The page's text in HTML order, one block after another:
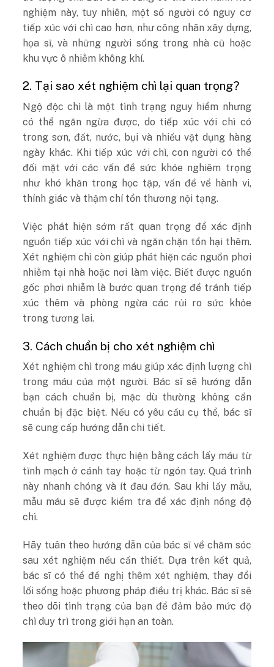
nghiệm này, tuy nhiên, một số người có nguy cơ
tiếp xúc với chì cao hơn, như công nhân xây dựng,
họa sĩ, và những người sống trong nhà cũ hoặc
khu vực ô nhiễm không khí.
2. Tại sao xét nghiệm chì lại quan trọng?
Ngộ độc chì là một tình trạng nguy hiểm nhưng
có thể ngăn ngừa được, do tiếp xúc với chì có
trong sơn, đất, nước, bụi và nhiều vật dụng hàng
ngày khác. Khi tiếp xúc với chì, con người có thể
đối mặt với các vấn đề sức khỏe nghiêm trọng
như khó khăn trong học tập, vấn đề về hành vi,
thính giác và thậm chí tổn thương nội tạng.
Việc phát hiện sớm rất quan trọng để xác định
nguồn tiếp xúc với chì và ngăn chặn tổn hại thêm.
Xét nghiệm chì còn giúp phát hiện các nguồn phơi
nhiễm tại nhà hoặc nơi làm việc. Biết được nguồn
gốc phơi nhiễm là bước quan trọng để tránh tiếp
xúc thêm và phòng ngừa các rủi ro sức khỏe
trong tương lai.
3. Cách chuẩn bị cho xét nghiệm chì
Xét nghiệm chì trong máu giúp xác định lượng chì
trong máu của một người. Bác sĩ sẽ hướng dẫn
bạn cách chuẩn bị, mặc dù thường không cần
chuẩn bị đặc biệt. Nếu có yêu cầu cụ thể, bác sĩ
sẽ cung cấp hướng dẫn chi tiết.
Xét nghiệm được thực hiện bằng cách lấy máu từ
tĩnh mạch ở cánh tay hoặc từ ngón tay. Quá trình
này nhanh chóng và ít đau đớn. Sau khi lấy mẫu,
mẫu máu sẽ được kiểm tra để xác định nồng độ
chì.
Hãy tuân theo hướng dẫn của bác sĩ về chăm sóc
sau xét nghiệm nếu cần thiết. Dựa trên kết quả,
bác sĩ có thể đề nghị thêm xét nghiệm, thay đổi
lối sống hoặc phương pháp điều trị khác. Bác sĩ sẽ
theo dõi tình trạng của bạn để đảm bảo mức độ
chì duy trì trong giới hạn an toàn.